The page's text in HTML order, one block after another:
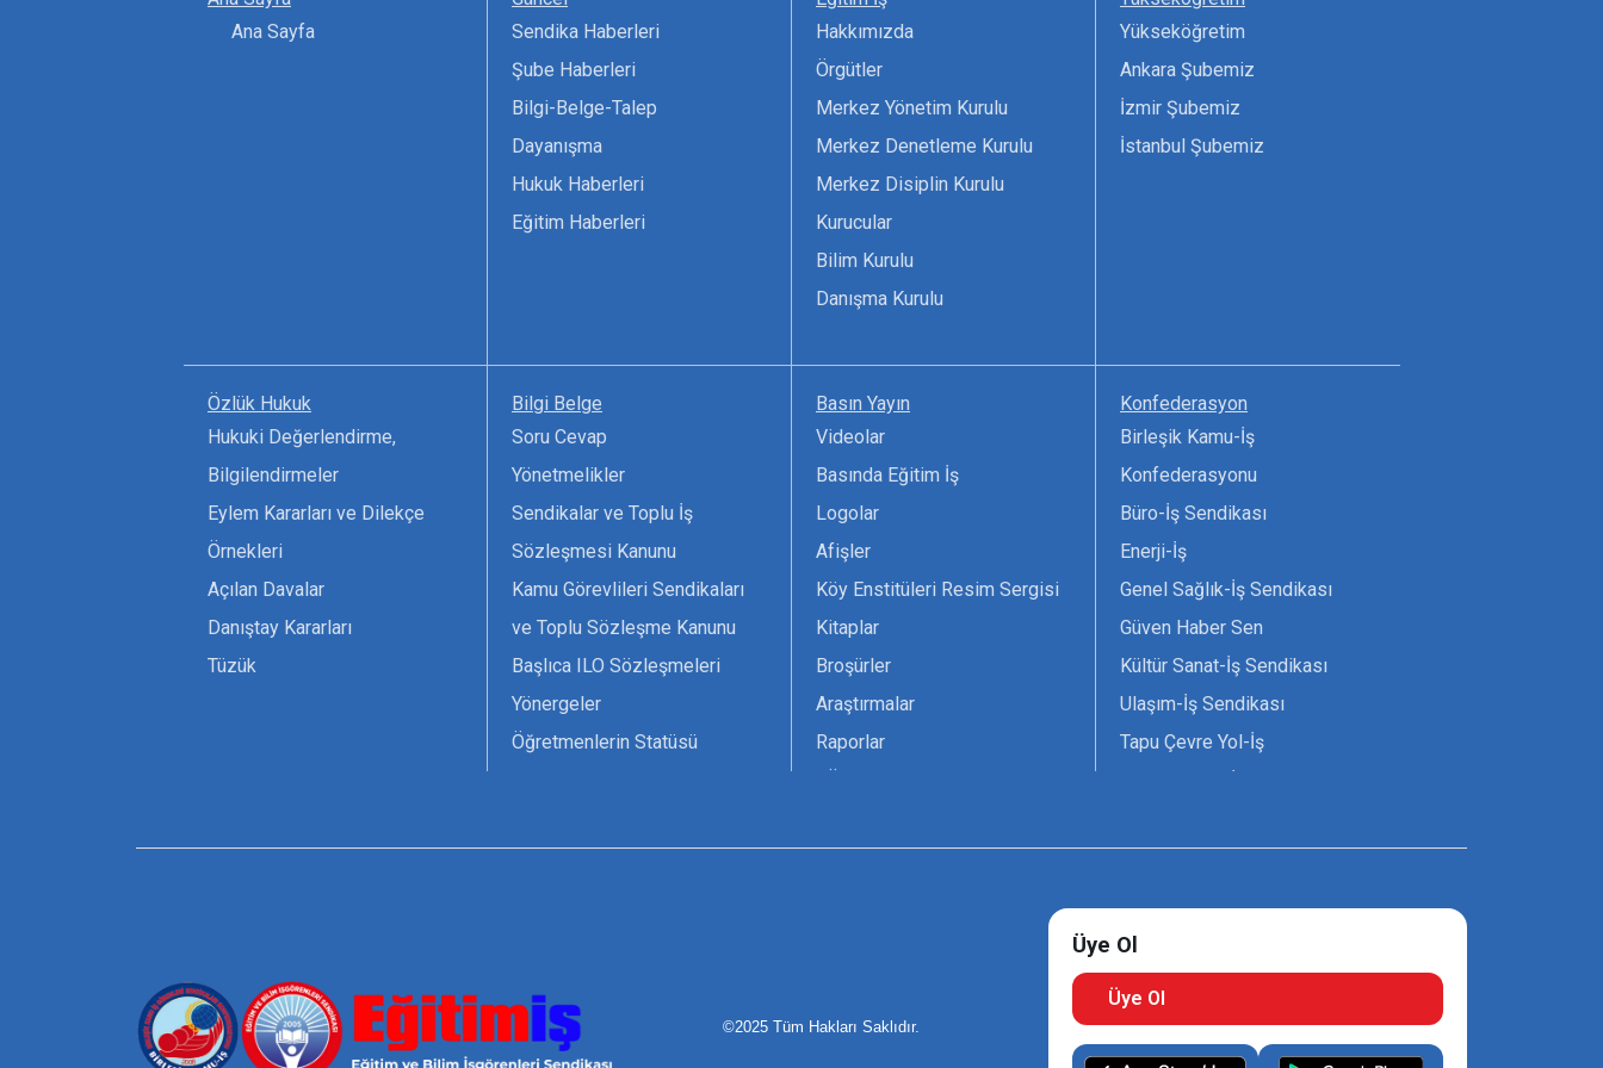
Ana Sayfa
Sendika Haberleri
Şube Haberleri
Bilgi-Belge-Talep
Dayanışma
Hukuk Haberleri
Eğitim Haberleri
Hakkımızda
Örgütler
Merkez Yönetim Kurulu
Merkez Denetleme Kurulu
Merkez Disiplin Kurulu
Kurucular
Bilim Kurulu
Danışma Kurulu
Yükseköğretim
Ankara Şubemiz
İzmir Şubemiz
İstanbul Şubemiz
Özlük Hukuk
Hukuki Değerlendirme,
Bilgilendirmeler
Eylem Kararları ve Dilekçe
Örnekleri
Açılan Davalar
Danıştay Kararları
Tüzük
Bilgi Belge
Soru Cevap
Yönetmelikler
Sendikalar ve Toplu İş
Sözleşmesi Kanunu
Kamu Görevlileri Sendikaları
ve Toplu Sözleşme Kanunu
Başlıca ILO Sözleşmeleri
Yönergeler
Öğretmenlerin Statüsü
Seçim Formları
Basın Yayın
Videolar
Basında Eğitim İş
Logolar
Afişler
Köy Enstitüleri Resim Sergisi
Kitaplar
Broşürler
Araştırmalar
Raporlar
Pankartlar
Konfederasyon
Birleşik Kamu-İş
Konfederasyonu
Büro-İş Sendikası
Enerji-İş
Genel Sağlık-İş Sendikası
Güven Haber Sen
Kültür Sanat-İş Sendikası
Ulaşım-İş Sendikası
Tapu Çevre Yol-İş
Uzman Diyanet - Sen
©2025 Tüm Hakları Saklıdır.
Üye Ol
Üye Ol